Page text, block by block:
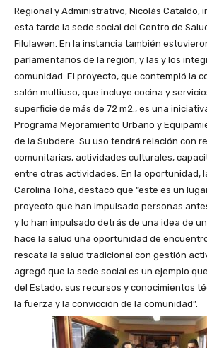
Regional y Administrativo, Nicolás Cataldo,
esta tarde la sede social del Centro de
Filulawen. En la instancia también
parlamentarios de la región, y las y los
comunidad. El proyecto, que contempló la
salón multiuso, que incluye cocina y
superficie de más de 72 m2., es una
Programa Mejoramiento Urbano y
de la Subdere. Su uso tendrá relación con
comunitarias, actividades culturales,
entre otras actividades. En la oportunidad,
Carolina Tohá, destacó que “este es un
proyecto que han impulsado personas
y lo han impulsado detrás de una idea de
hace la salud una oportunidad de
rescata la salud tradicional con gestión
agregó que la sede social es un ejemplo
del Estado, sus recursos y conocimientos
la fuerza y la convicción de la comunidad”.